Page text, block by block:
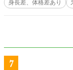
身長差、体格差あり
7